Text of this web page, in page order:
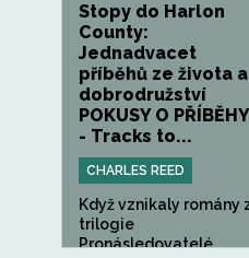
Stopy do Harlon
County:
Jednadvacet
příběhů ze života a
dobrodružství
POKUSY O PŘÍBĚHY
- Tracks to...
CHARLES REED
Když vznikaly romány
trilogie
Pronásledovatelé,...